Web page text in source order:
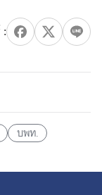
บพท.